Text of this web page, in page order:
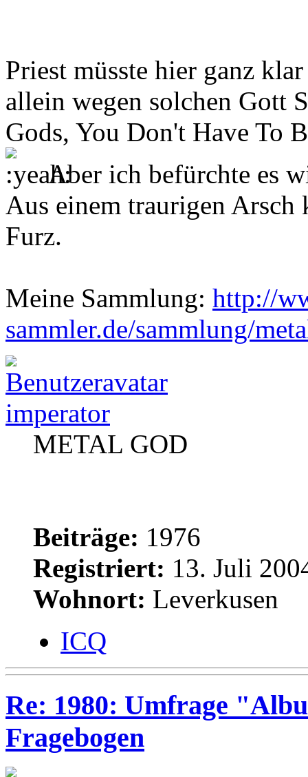
Priest müsste hier ganz
allein wegen solchen Gott
Gods, You Don't Have To
Aber ich befürchte es
Aus einem traurigen
Furz.
Meine Sammlung: http://
sammler.de/sammlung/
imperator
METAL GOD
Beiträge: 1976
Registriert: 13. Juli
Wohnort: Leverkusen
ICQ
Re: 1980: Umfrage
Fragebogen